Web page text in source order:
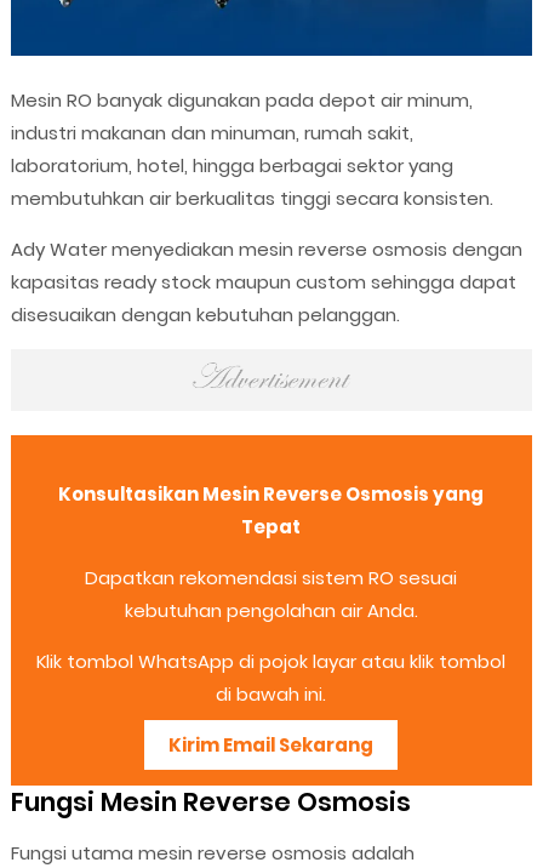
Mesin RO banyak digunakan pada depot air minum,
industri makanan dan minuman, rumah sakit,
laboratorium, hotel, hingga berbagai sektor yang
membutuhkan air berkualitas tinggi secara konsisten.
Ady Water menyediakan mesin reverse osmosis dengan
kapasitas ready stock maupun custom sehingga dapat
disesuaikan dengan kebutuhan pelanggan.
Konsultasikan Mesin Reverse Osmosis yang
Tepat
Dapatkan rekomendasi sistem RO sesuai
kebutuhan pengolahan air Anda.
Klik tombol WhatsApp di pojok layar atau klik tombol
di bawah ini.
Kirim Email Sekarang
Fungsi Mesin Reverse Osmosis
Fungsi utama mesin reverse osmosis adalah